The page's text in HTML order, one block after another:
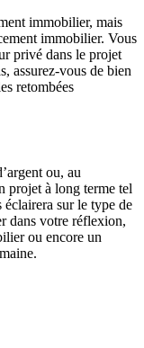
immobilier, mais
immobilier. Vous
privé dans le projet
assurez-vous de bien
retombées
ou, au
projet à long terme tel
sur le type de
dans votre réflexion,
ou encore un